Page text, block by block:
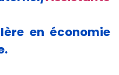
en économie